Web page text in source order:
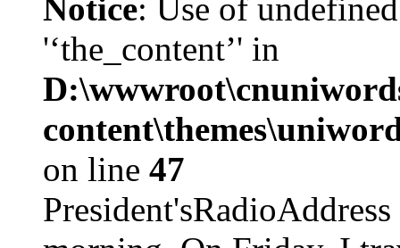
Notice: Use of
'‘the_content’' in
on line 47